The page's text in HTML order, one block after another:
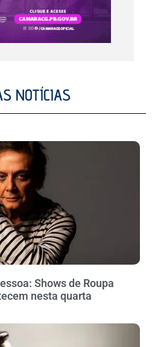
NOTÍCIAS
Shows de Roupa
nesta quarta